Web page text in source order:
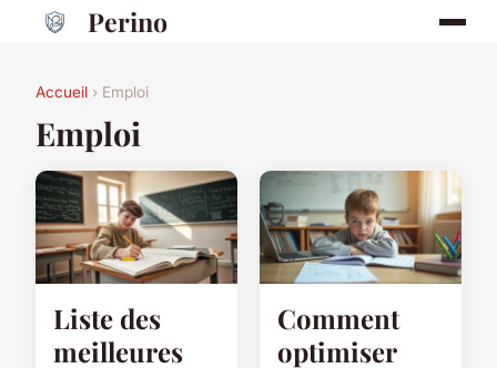
Perino
Accueil › Emploi
Emploi
Liste des
meilleures
Comment
optimiser